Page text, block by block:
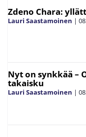
Zdeno Chara:
Lauri Saastamoinen |
Nyt on synkkää –
takaisku
Lauri Saastamoinen |